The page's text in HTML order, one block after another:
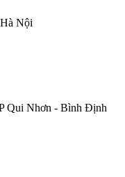
Nội
Qui Nhơn - Bình Định